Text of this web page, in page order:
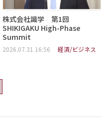
株式会社識学 第1回
SHIKIGAKU High-Phase
Summit
2026.07.31 16:56 経済/ビジネス